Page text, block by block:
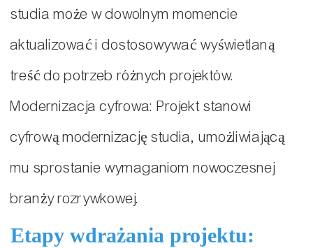
studia może w dowolnym momencie
aktualizować i dostosowywać wyświetlaną
treść do potrzeb różnych projektów.
Modernizacja cyfrowa: Projekt stanowi
cyfrową modernizację studia, umożliwiającą
mu sprostanie wymaganiom nowoczesnej
branży rozrywkowej.
Etapy wdrażania projektu: